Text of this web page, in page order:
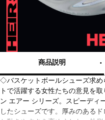
商品説明
◇バスケットボールシューズ求め
トで活躍する女性たちの意見を
ン エアー シリーズ。スピーディ
したシューズです。厚みのある